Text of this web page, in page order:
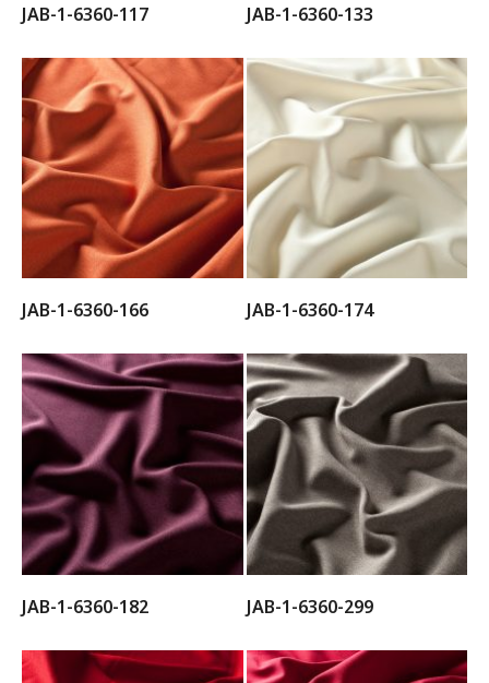
JAB-1-6360-117 JAB-1-6360-133
JAB-1-6360-166 JAB-1-6360-174
JAB-1-6360-182 JAB-1-6360-299